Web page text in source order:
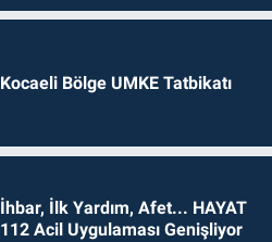
Kocaeli Bölge UMKE Tatbikatı
İhbar, İlk Yardım, Afet... HAYAT
112 Acil Uygulaması Genişliyor